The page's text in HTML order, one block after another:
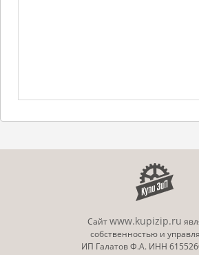
Сайтwww.kupizip.ru
собственностью и
ИП Галатов Ф.А. ИНН